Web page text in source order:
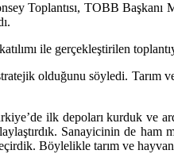
Toplantısı, TOBB Başkanı
ile gerçekleştirilen
olduğunu söyledi. Tarım
ilk depoları kurduk ve
Sanayicinin de ham
Böylelikle tarım ve